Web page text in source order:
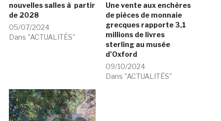
nouvelles salles à partir
de 2028
05/07/2024
Dans "ACTUALITÉS"
Une vente aux enchères
de pièces de monnaie
grecques rapporte 3,1
millions de livres
sterling au musée
d’Oxford
09/10/2024
Dans "ACTUALITÉS"